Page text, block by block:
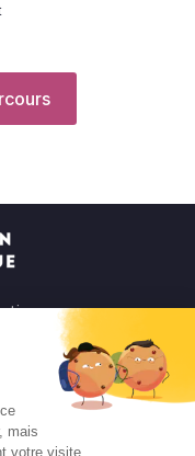
mais
votre visite...